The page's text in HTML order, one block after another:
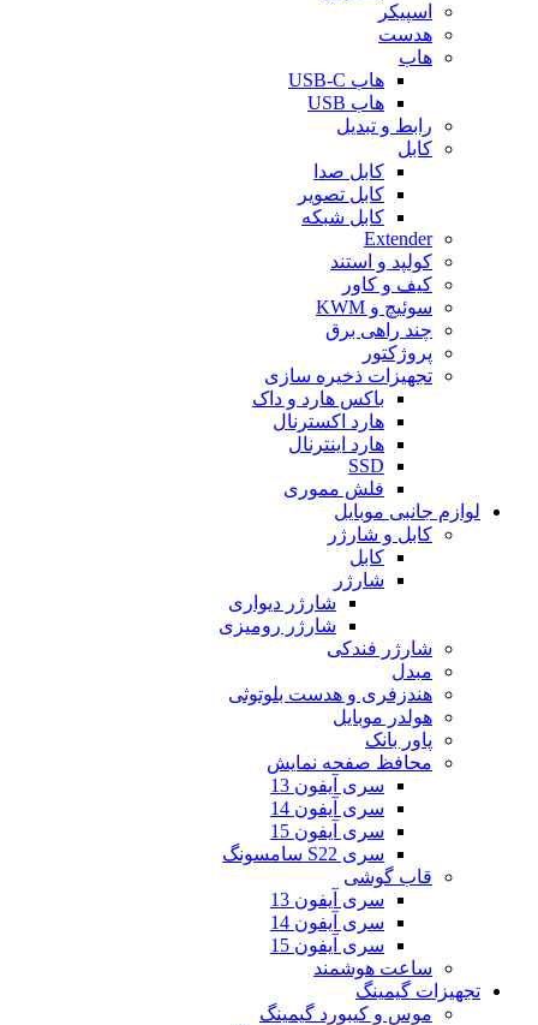
اسپیکر
هدست
هاب
هاب USB-C
هاب USB
رابط و تبدیل
کابل
کابل صدا
کابل تصویر
کابل شبکه
Extender
کولپد و استند
کیف و کاور
سوئیچ و KWM
چند راهی برق
پروژکتور
تجهیزات ذخیره سازی
باکس هارد و داک
هارد اکسترنال
هارد اینترنال
SSD
فلش مموری
لوازم جانبی موبایل
کابل و شارژر
کابل
شارژر
شارژر دیواری
شارژر رومیزی
شارژر فندکی
مبدل
هندزفری و هدست بلوتوثی
هولدر موبایل
پاور بانک
محافظ صفحه نمایش
سری آیفون 13
سری آیفون 14
سری آیفون 15
سری S22 سامسونگ
قاب گوشی
سری آیفون 13
سری آیفون 14
سری آیفون 15
ساعت هوشمند
تجهیزات گیمینگ
موس و کیبورد گیمینگ